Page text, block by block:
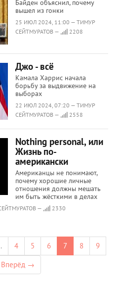
Байден объяснил, почему
вышел из гонки
25 ИЮЛ 2024, 11:00 — ТИМУР
СЕЙТМУРАТОВ —
2208
Джо - всё
Камала Харрис начала
борьбу за выдвижение на
выборах
22 ИЮЛ 2024, 07:20 — ТИМУР
СЕЙТМУРАТОВ —
2558
Nothing personal, или
Жизнь по-
американски
Американцы не понимают,
почему хорошие личные
отношения должны мешать
им быть жёсткими в делах
— 2330
4 5 6 7 8
9
Вперёд →